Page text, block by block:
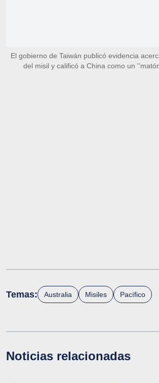
El gobierno de Taiwán publicó evidencia
del misil y calificó a China como un
Temas: Australia Misiles Pacífico
Noticias relacionadas